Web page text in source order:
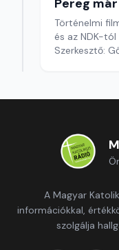
Pereg
Történelmi
és az NDK-
Szerkesztő:
A Magyar
információkkal,
szolgálja